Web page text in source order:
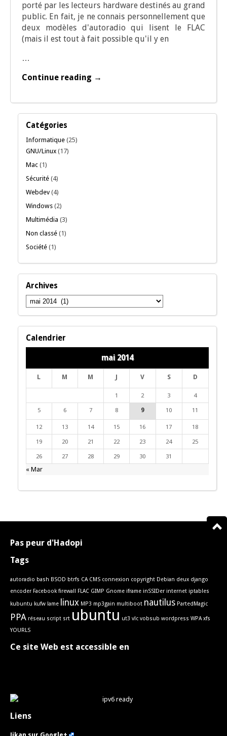
por­té par les lec­teurs hard­ware des­ti­nés au grand
public. En fait, je ne connais per­son­nel­le­ment que
deux modèles d'autoradio qui lisent le FLAC
(mais il est tout à fait pos­sible qu'il y en
…
Continue reading →
Catégories
Informatique (25)
GNU/Linux (17)
Mac (1)
Sécurité (4)
Webdev (4)
Windows (2)
Multimédia (3)
Non classé (1)
Société (1)
Archives
Archives
Calendrier
mai 2014
L M M J V S D
1 2 3 4
5 6 7 8 9 10 11
12 13 14 15 16 17 18
19 20 21 22 23 24 25
26 27 28 29 30 31
« Mar
Pas peur d'Hadopi
Tags
autoradio bash BSOD btrfs CA CMS connexion copyright Debian deux django
encoder Facebook firewall FLAC GIMP Gnome iframe inSSIDer internet iptables
kubuntu kufw lame linux MP3 mp3gain multiboot nautilus PartedMagic
PPA réseau script srt ubuntu ut3 vlc vobsub wordpress WPA xfs
YOURLS
Ce site Web est accessible en
Liens